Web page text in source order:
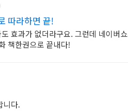
따라하면 끝!
효과가 없더라구요. 그런데 네이버쇼
책한권으로 끝내다!
니다.